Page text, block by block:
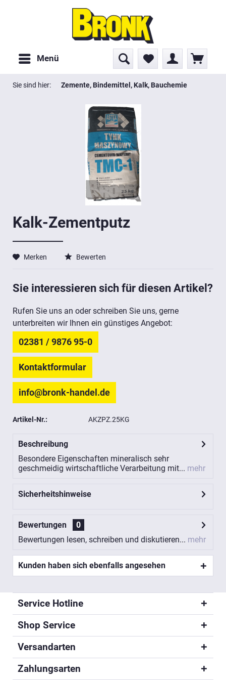
Menü
Sie sind hier: Zemente, Bindemittel, Kalk, Bauchemie
Kalk-Zementputz
Merken Bewerten
Sie interessieren sich für diesen Artikel?
Rufen Sie uns an oder schreiben Sie uns, gerne
unterbreiten wir Ihnen ein günstiges Angebot:
02381 / 9876 95-0
Kontaktformular
info@bronk-handel.de
Artikel-Nr.: AKZPZ.25KG
Beschreibung
Besondere Eigenschaften mineralisch sehr
geschmeidig wirtschaftliche Verarbeitung mit... mehr
Sicherheitshinweise
Bewertungen
0
Bewertungen lesen, schreiben und diskutieren... mehr
Kunden haben sich ebenfalls angesehen
Service Hotline
Shop Service
Versandarten
Zahlungsarten